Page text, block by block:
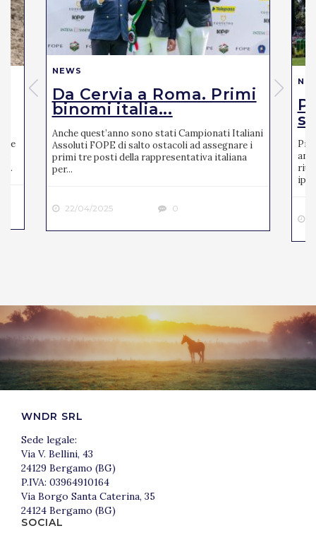
...
NEWS
Da Cervia a Roma. Primi
binomi italia...
Anche quest’anno sono stati Campionati Italiani
Assoluti FOPE di salto ostacoli ad assegnare i
primi tre posti della rappresentativa italiana
per...
22/04/2025 0
WNDR SRL
Sede legale:
Via V. Bellini, 43
24129 Bergamo (BG)
P.IVA: 03964910164
Via Borgo Santa Caterina, 35
24124 Bergamo (BG)
SOCIAL